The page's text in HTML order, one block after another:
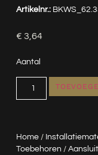
Home/
Toebehoren /
Artikelnr.:
€ 3,64
Aantal